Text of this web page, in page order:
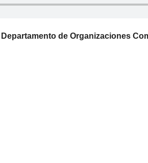
de Organizaciones